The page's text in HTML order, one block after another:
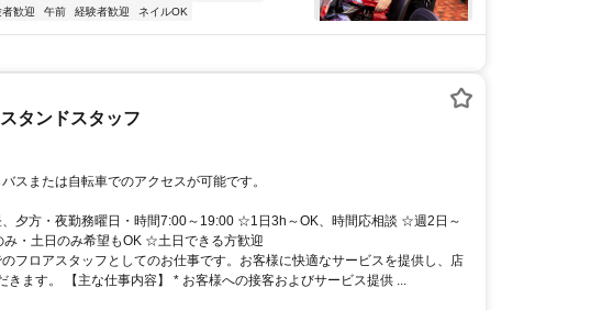
歓迎 午前 経験者歓迎 ネイルOK
タンドスタッフ
からバスまたは自転車でのアクセスが可能です。
夕方・夜勤務曜日・時間7:00～19:00 ☆1日3h～OK、時間応相談 ☆週2日～
・土日のみ希望もOK ☆土日できる方歓迎
フロアスタッフとしてのお仕事です。お客様に快適なサービスを提供し、店
きます。 【主な仕事内容】 * お客様への接客およびサービス提供 ...